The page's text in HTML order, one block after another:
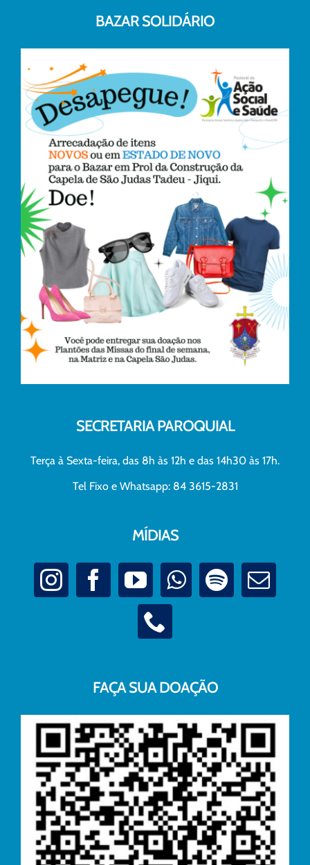
BAZAR SOLIDÁRIO
SECRETARIA PAROQUIAL
Terça à Sexta-feira, das 8h às 12h e das 14h30 às 17h.
Tel Fixo e Whatsapp: 84 3615-2831
MÍDIAS
FAÇA SUA DOAÇÃO